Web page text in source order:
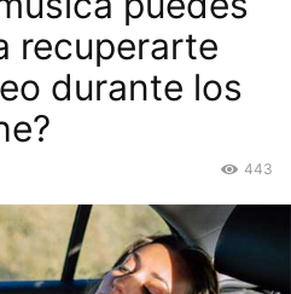
recuperarte
durante los
443